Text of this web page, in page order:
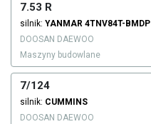
7.53 R
silnik: YANMAR 4TNV84T-BMDP
DOOSAN DAEWOO
Maszyny budowlane
7/124
silnik: CUMMINS
DOOSAN DAEWOO